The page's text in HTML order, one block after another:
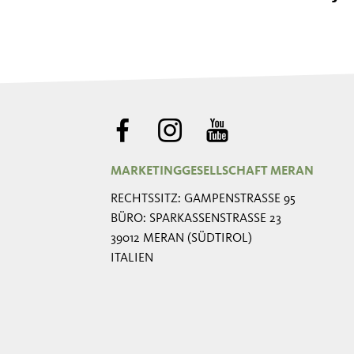
MARKETINGGESELLSCHAFT MERAN
RECHTSSITZ: GAMPENSTRASSE 95
BÜRO: SPARKASSENSTRASSE 23
39012 MERAN (SÜDTIROL)
ITALIEN